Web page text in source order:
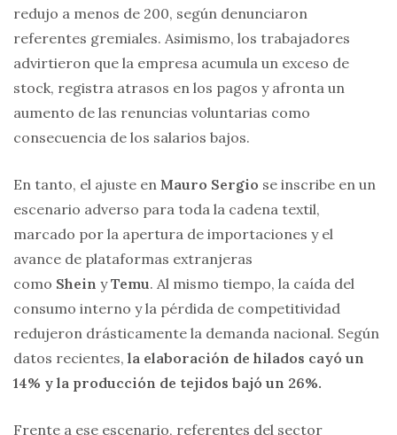
redujo a menos de 200, según denunciaron
referentes gremiales. Asimismo, los trabajadores
advirtieron que la empresa acumula un exceso de
stock, registra atrasos en los pagos y afronta un
aumento de las renuncias voluntarias como
consecuencia de los salarios bajos.
En tanto, el ajuste en Mauro Sergio se inscribe en un
escenario adverso para toda la cadena textil,
marcado por la apertura de importaciones y el
avance de plataformas extranjeras
como Shein yTemu. Al mismo tiempo, la caída del
consumo interno y la pérdida de competitividad
redujeron drásticamente la demanda nacional. Según
datos recientes, la elaboración de hilados cayó un
14% y la producción de tejidos bajó un 26%.
Frente a ese escenario, referentes del sector